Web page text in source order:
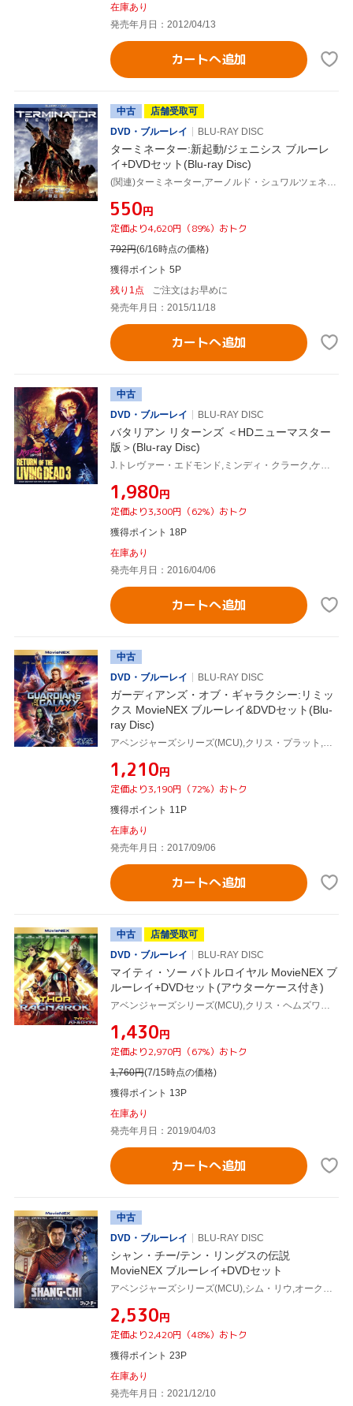
在庫あり
発売年月日：2012/04/13
カートへ追加
中古
店舗受取可
DVD・ブルーレイ
BLU-RAY DISC
ターミネーター:新起動/ジェニシス ブルーレ
イ+DVDセット(Blu-ray Disc)
¥550円
定価より4,620円（89%）おトク
792円(6/16時点の価格)
獲得ポイント 5P
残り1点
ご注文はお早めに
発売年月日：2015/11/18
カートへ追加
中古
DVD・ブルーレイ
BLU-RAY DISC
バタリアン リターンズ ＜HDニューマスター
版＞(Blu-ray Disc)
¥1,980円
定価より3,300円（62%）おトク
獲得ポイント 18P
在庫あり
発売年月日：2016/04/06
カートへ追加
中古
DVD・ブルーレイ
BLU-RAY DISC
ガーディアンズ・オブ・ギャラクシー:リミッ
クス MovieNEX ブルーレイ&DVDセット(Blu-
ray Disc)
¥1,210円
定価より3,190円（72%）おトク
獲得ポイント 11P
在庫あり
発売年月日：2017/09/06
カートへ追加
中古
店舗受取可
DVD・ブルーレイ
BLU-RAY DISC
マイティ・ソー バトルロイヤル MovieNEX ブ
ルーレイ+DVDセット(アウターケース付き)
¥1,430円
定価より2,970円（67%）おトク
1,760円(7/15時点の価格)
獲得ポイント 13P
在庫あり
発売年月日：2019/04/03
カートへ追加
中古
DVD・ブルーレイ
BLU-RAY DISC
シャン・チー/テン・リングスの伝説
MovieNEX ブルーレイ+DVDセット
¥2,530円
定価より2,420円（48%）おトク
獲得ポイント 23P
在庫あり
発売年月日：2021/12/10